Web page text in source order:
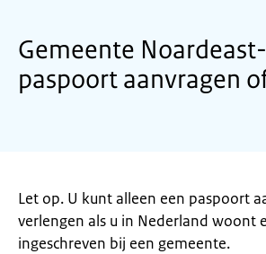
Gemeente
paspoort aanvragen
Let op. U kunt alleen een paspoort
verlengen als u in Nederland woont
ingeschreven bij een gemeente.